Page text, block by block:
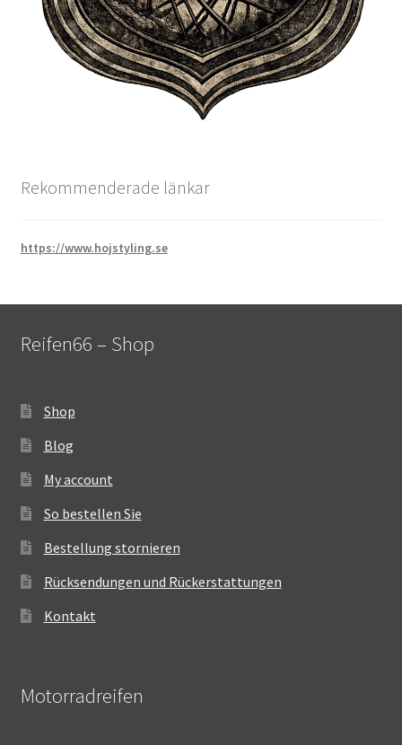
Rekommenderade länkar
https://www.hojstyling.se
Reifen66 – Shop
Shop
Blog
My account
So bestellen Sie
Bestellung stornieren
Rücksendungen und Rückerstattungen
Kontakt
Motorradreifen